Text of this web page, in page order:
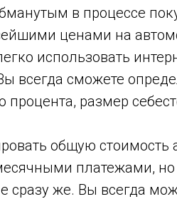
в процессе
ценами на
использовать
всегда сможете
процента, размер
общую стоимость
платежами,
сразу же. Вы всегда